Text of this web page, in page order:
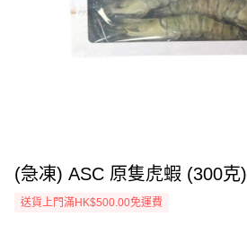
(急凍) ASC 原隻虎蝦 (300克)
送貨上門滿HK$500.00免運費